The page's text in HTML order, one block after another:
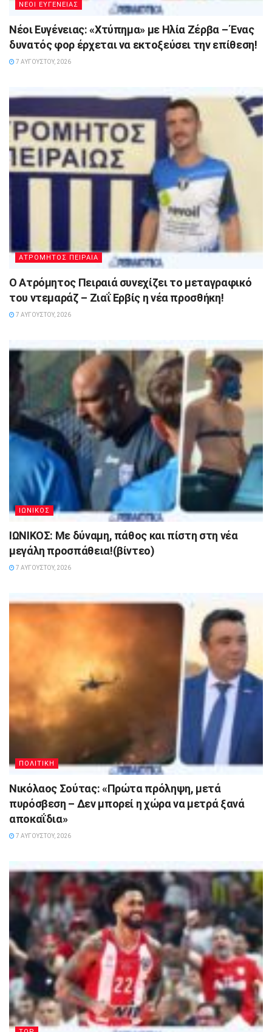
ΝΕΟΙ ΕΥΓΕΝΕΙΑΣ
Νέοι Ευγένειας: «Χτύπημα» με Ηλία Ζέρβα – Ένας
δυνατός φορ έρχεται να εκτοξεύσει την επίθεση!
7 ΑΥΓΟΎΣΤΟΥ, 2026
ΑΤΡΟΜΗΤΟΣ ΠΕΙΡΑΙΑ
Ο Ατρόμητος Πειραιά συνεχίζει το μεταγραφικό
του ντεμαράζ – Ζιαΐ Ερβίς η νέα προσθήκη!
7 ΑΥΓΟΎΣΤΟΥ, 2026
ΙΩΝΙΚΟΣ
ΙΩΝΙΚΟΣ: Με δύναμη, πάθος και πίστη στη νέα
μεγάλη προσπάθεια!(βίντεο)
7 ΑΥΓΟΎΣΤΟΥ, 2026
ΠΟΛΙΤΙΚΗ
Νικόλαος Σούτας: «Πρώτα πρόληψη, μετά
πυρόσβεση – Δεν μπορεί η χώρα να μετρά ξανά
αποκαΐδια»
7 ΑΥΓΟΎΣΤΟΥ, 2026